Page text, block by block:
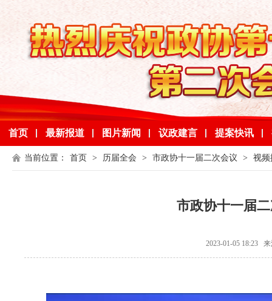
首页 最新报道 图片新闻 议政建言 提案快讯
当前位置： 首页 > 历届全会 > 市政协十一届二次会议 > 视频
市政协十一届
2023-01-05 18:23